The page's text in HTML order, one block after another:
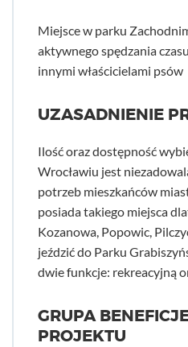
Miejsce w parku
aktywnego spędzania
innymi właścicielami psów
UZASADNIENIE
Ilość oraz dostępność
Wrocławiu jest
potrzeb mieszkańców
posiada takiego miejsca
Kozanowa, Popowic,
jeździć do Parku
dwie funkcje: rekreacyjną
GRUPA
PROJEKTU